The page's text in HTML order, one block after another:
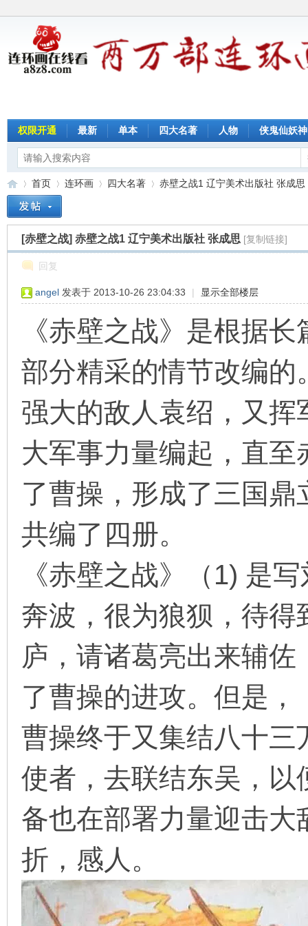
权限开通 最新 单本 四大名著 人物 侠鬼仙妖神
»
首页
›
连环画
›
四大名著
›
赤壁之战1 辽宁美术出版社 张成思
[赤壁之战] 赤壁之战1 辽宁美术出版社 张成思 [复制链接]
回复
angel 发表于 2013-10-26 23:04:33 | 显示全部楼层
《赤壁之战》是根据
部分精采的情节改编
强大的敌人袁绍，又
大军事力量编起，直
了曹操，形成了三国
共编了四册。
《赤壁之战》（1) 是
奔波，很为狼狈，待
庐，请诸葛亮出来辅
了曹操的进攻。但是，
曹操终于又集结八十
使者，去联结东吴，
备也在部署力量迎击
折，感人。